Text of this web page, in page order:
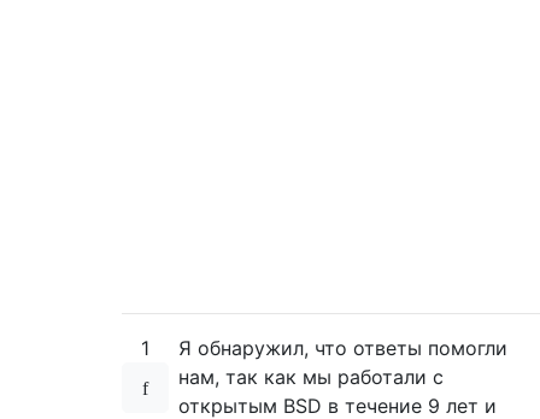
1
Я обнаружил, что ответы помогли
нам, так как мы работали с
открытым BSD в течение 9 лет и